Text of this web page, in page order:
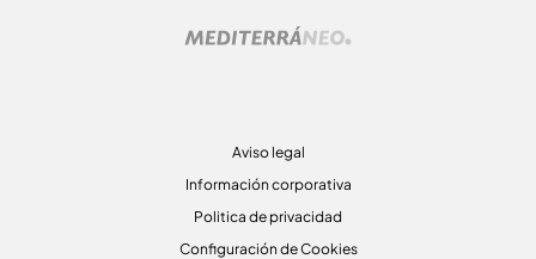
Aviso legal
Información corporativa
Politica de privacidad
Configuración de Cookies